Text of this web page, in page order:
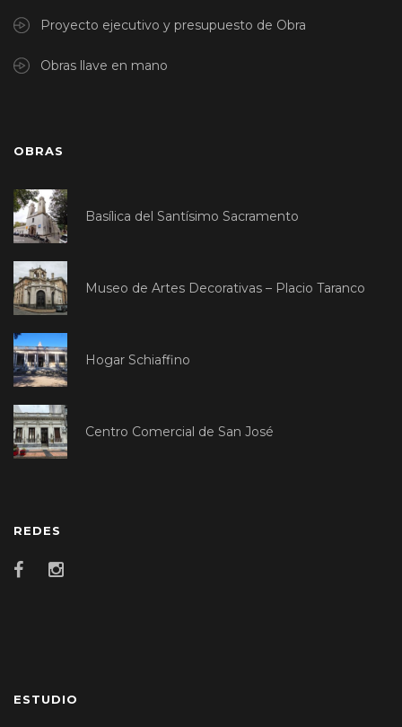
Proyecto ejecutivo y presupuesto de Obra
Obras llave en mano
OBRAS
Basílica del Santísimo Sacramento
Museo de Artes Decorativas – Placio Taranco
Hogar Schiaffino
Centro Comercial de San José
REDES
ESTUDIO